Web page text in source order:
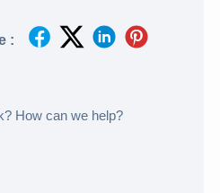
:
How can we help?